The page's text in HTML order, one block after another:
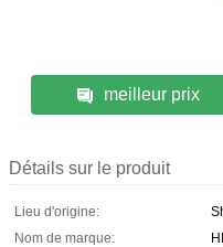
meilleur prix
Détails sur le produit
Lieu d'origine:
Nom de marque: